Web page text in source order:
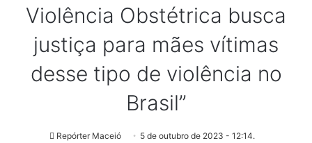
Violência Obstétrica busca
justiça para mães vítimas
desse tipo de violência no
Brasil”
Repórter Maceió 5 de outubro de 2023 - 12:14.